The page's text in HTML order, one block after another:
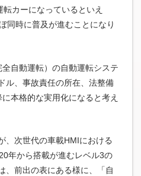
カーになっているといえ
同時に普及が進むことになり
自動運転）の自動運転システ
ル、事故責任の所在、法整備
本格的な実用化になると考え
、次世代の車載HMIにおける
年から搭載が進むレベル3の
、前出の表にある様に、「自